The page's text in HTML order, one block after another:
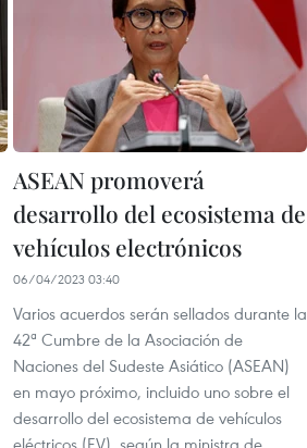
ASEAN promoverá
desarrollo del ecosistema de
vehículos electrónicos
06/04/2023 03:40
Varios acuerdos serán sellados durante la
42ª Cumbre de la Asociación de
Naciones del Sudeste Asiático (ASEAN)
en mayo próximo, incluido uno sobre el
desarrollo del ecosistema de vehículos
eléctricos (EV), según la ministra de